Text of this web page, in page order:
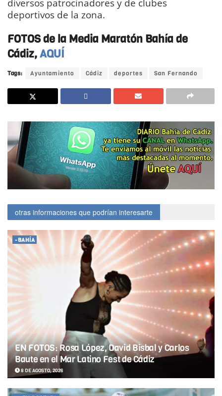
diversos patrocinadores y de clubes
deportivos de la zona.
FOTOS de la Media Maratón Bahía de
Cádiz,AQUÍ
Tags: Ayuntamiento Cádiz deportes San Fernando
otras informaciones que podrían interesarte
-BAHÍA
EN FOTOS: Rosa López, David Bisbal y Carlos
Baute en el Mar Latino Fest de Cádiz
8 DE AGOSTO, 2026